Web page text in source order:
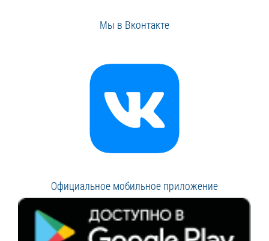
Мы в Вконтакте
Официальное мобильное приложение